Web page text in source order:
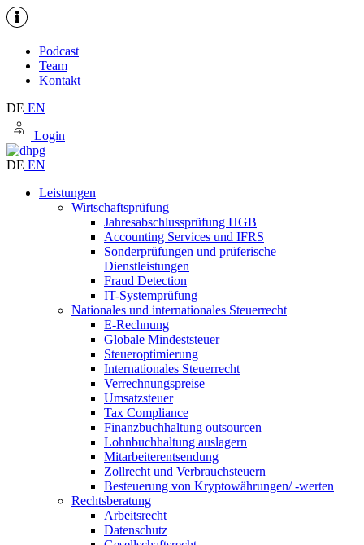
Podcast
Team
Kontakt
DE EN
Login
DE EN
Leistungen
Wirtschaftsprüfung
Jahresabschlussprüfung HGB
Accounting Services und IFRS
Sonderprüfungen und prüferische
Dienstleistungen
Fraud Detection
IT-Systemprüfung
Nationales und internationales Steuerrecht
E-Rechnung
Globale Mindeststeuer
Steueroptimierung
Internationales Steuerrecht
Verrechnungspreise
Umsatzsteuer
Tax Compliance
Finanzbuchhaltung outsourcen
Lohnbuchhaltung auslagern
Mitarbeiterentsendung
Zollrecht und Verbrauchsteuern
Besteuerung von Kryptowährungen/ -werten
Rechtsberatung
Arbeitsrecht
Datenschutz